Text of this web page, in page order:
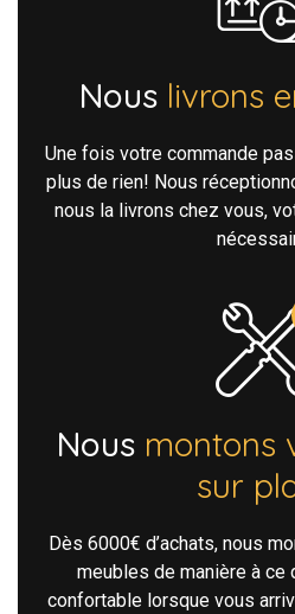
Nous livrons
Une fois votre commande
plus de rien! Nous
nous la livrons chez vous,
Nous montons
sur
Dès 6000€ d’achats, nous
meubles de manière à
confortable lorsque vous